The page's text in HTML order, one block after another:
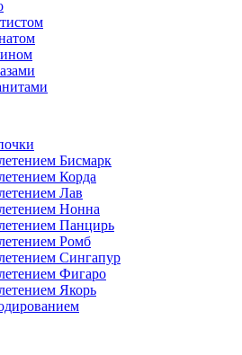
Бисмарк
Корда
Лав
Нонна
Панцирь
Ромб
Сингапур
Фигаро
Якорь